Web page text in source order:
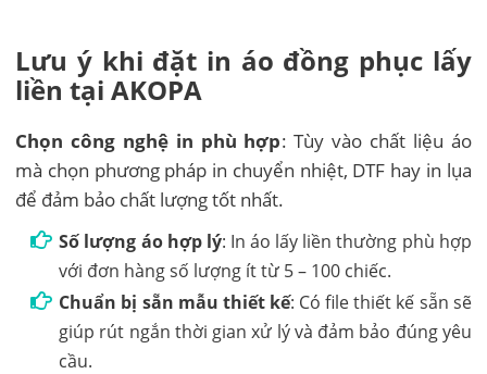
Lưu ý khi đặt in áo đồng phục lấy
liền tại AKOPA
Chọn công nghệ in phù hợp: Tùy vào chất liệu áo
mà chọn phương pháp in chuyển nhiệt, DTF hay in lụa
để đảm bảo chất lượng tốt nhất.
Số lượng áo hợp lý: In áo lấy liền thường phù hợp
với đơn hàng số lượng ít từ 5 – 100 chiếc.
Chuẩn bị sẵn mẫu thiết kế: Có file thiết kế sẵn sẽ
giúp rút ngắn thời gian xử lý và đảm bảo đúng yêu
cầu.